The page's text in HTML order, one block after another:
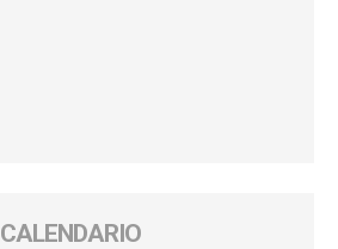
CALENDARIO